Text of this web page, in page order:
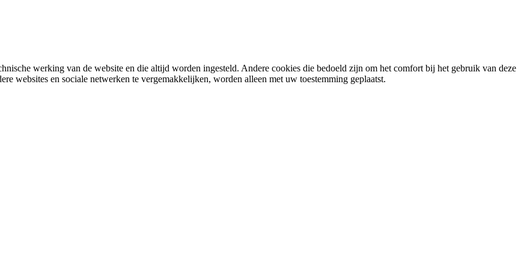
werking van de website en die altijd worden ingesteld. Andere cookies die bedoeld zijn om het comfort bij het gebruik van deze
websites en sociale netwerken te vergemakkelijken, worden alleen met uw toestemming geplaatst.